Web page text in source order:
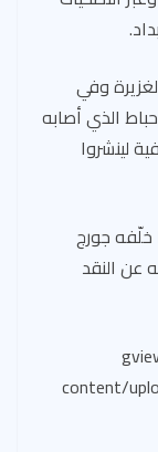
وفي
الذي أصابه
لينشروا
خلّفه جورج
عن النقد
content/